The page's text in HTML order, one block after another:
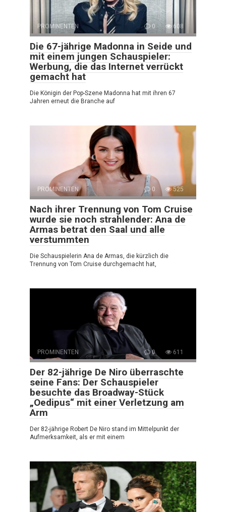
PROMINENTEN 0 608
Die 67-jährige Madonna in Seide und
mit einem jungen Schauspieler:
Werbung, die das Internet verrückt
gemacht hat
Die Königin der Pop-Szene Madonna hat mit ihren 67
Jahren erneut die Branche auf
PROMINENTEN 0 525
Nach ihrer Trennung von Tom Cruise
wurde sie noch strahlender: Ana de
Armas betrat den Saal und alle
verstummten
Die Schauspielerin Ana de Armas, die kürzlich die
Trennung von Tom Cruise durchgemacht hat,
PROMINENTEN 0 611
Der 82-jährige De Niro überraschte
seine Fans: Der Schauspieler
besuchte das Broadway-Stück
„Oedipus“ mit einer Verletzung am
Arm
Der 82-jährige Robert De Niro stand im Mittelpunkt der
Aufmerksamkeit, als er mit einem